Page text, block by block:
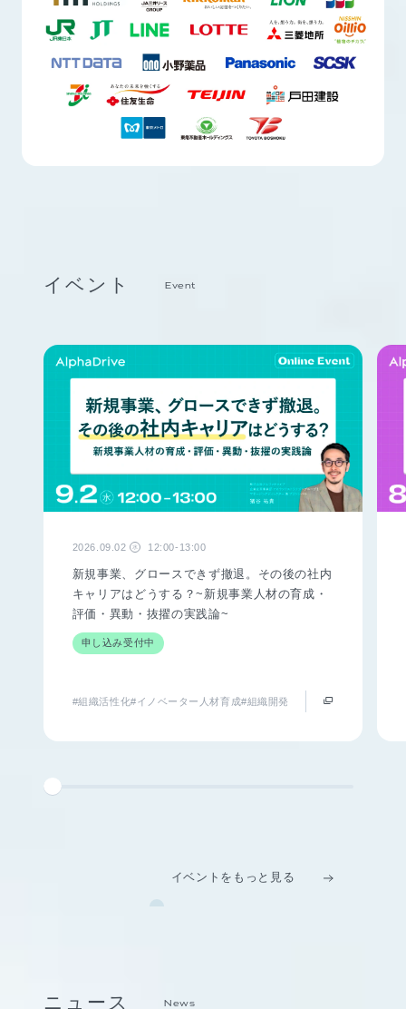
イベント Event
2026.09.02 水 12:00-13:00
新規事業、グロースできず撤退。その後の社内
キャリアはどうする？~新規事業人材の育成・
評価・異動・抜擢の実践論~
申し込み受付中
#組織活性化#イノベーター人材育成#組織開発
イベントをもっと見る
ニュース News